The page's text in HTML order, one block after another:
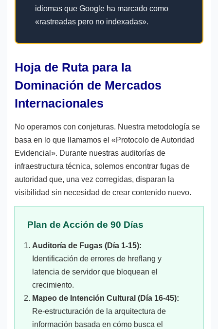
idiomas que Google ha marcado como
«rastreadas pero no indexadas».
Hoja de Ruta para la
Dominación de Mercados
Internacionales
No operamos con conjeturas. Nuestra metodología se
basa en lo que llamamos el «Protocolo de Autoridad
Evidencial». Durante nuestras auditorías de
infraestructura técnica, solemos encontrar fugas de
autoridad que, una vez corregidas, disparan la
visibilidad sin necesidad de crear contenido nuevo.
Plan de Acción de 90 Días
Auditoría de Fugas (Día 1-15):
Identificación de errores de hreflang y
latencia de servidor que bloquean el
crecimiento.
Mapeo de Intención Cultural (Día 16-45):
Re-estructuración de la arquitectura de
información basada en cómo busca el